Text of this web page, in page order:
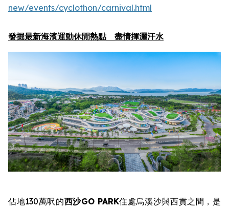
new/events/cyclothon/carnival.html
發掘最新海濱運動休閒熱點 盡情揮灑汗水
佔地130萬呎的西沙GO PARK住處烏溪沙與西貢之間，是